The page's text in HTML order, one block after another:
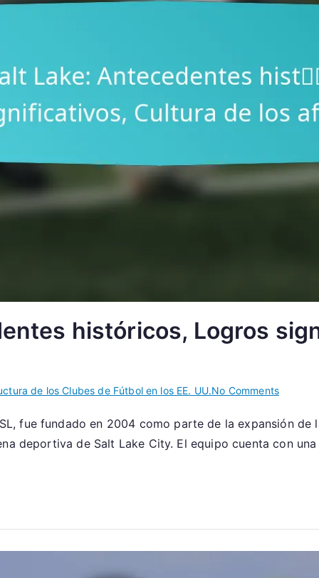
históricos, Logros
de los Clubes de Fútbol en los EE. UU.No Commentson
Salt
Lake:
Cultura
de
fue fundado en 2004 como parte de la expansión de
deportiva de Salt Lake City. El equipo cuenta con